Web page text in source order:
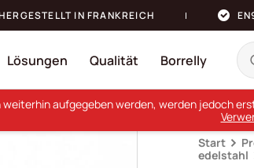
IN FRANKREICH
Lösungen Qualität Borrelly
Start
edelstahl
aufgegeben werden, werden jedoch